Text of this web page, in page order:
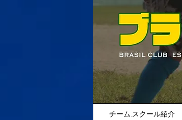
チーム.スクール紹介